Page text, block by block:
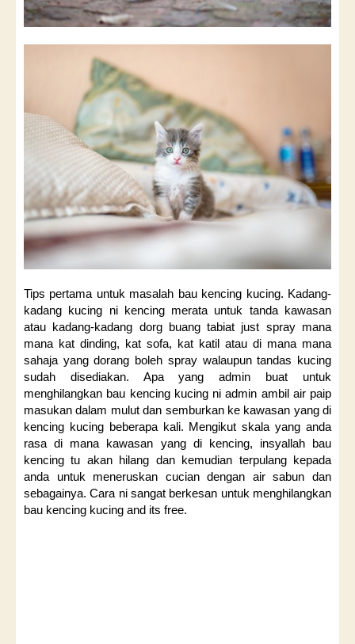
Tips pertama untuk masalah bau kencing kucing. Kadang-
kadang kucing ni kencing merata untuk tanda kawasan
atau kadang-kadang dorg buang tabiat just spray mana
mana kat dinding, kat sofa, kat katil atau di mana mana
sahaja yang dorang boleh spray walaupun tandas kucing
sudah disediakan. Apa yang admin buat untuk
menghilangkan bau kencing kucing ni admin ambil air paip
masukan dalam mulut dan semburkan ke kawasan yang di
kencing kucing beberapa kali. Mengikut skala yang anda
rasa di mana kawasan yang di kencing, insyallah bau
kencing tu akan hilang dan kemudian terpulang kepada
anda untuk meneruskan cucian dengan air sabun dan
sebagainya. Cara ni sangat berkesan untuk menghilangkan
bau kencing kucing and its free.